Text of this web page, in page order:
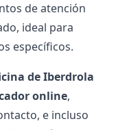
de atención
ideal para
específicos.
de Iberdrola
online,
e incluso